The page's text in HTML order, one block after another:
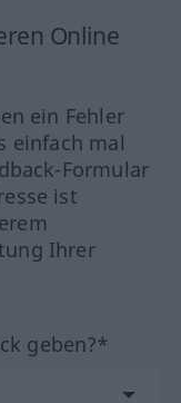
Online
ein Fehler
einfach mal
Formular
ist
Ihrer
geben?*